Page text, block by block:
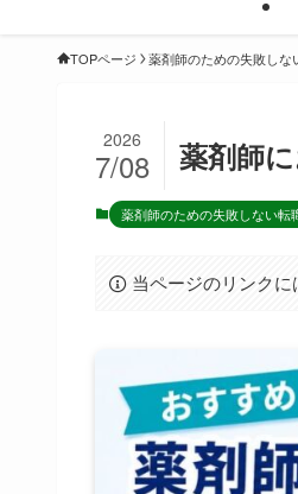
TOPページ 薬剤師のための失敗しな
薬剤師
2026
7/08
薬剤師のための失敗しない転
当ページのリンクに